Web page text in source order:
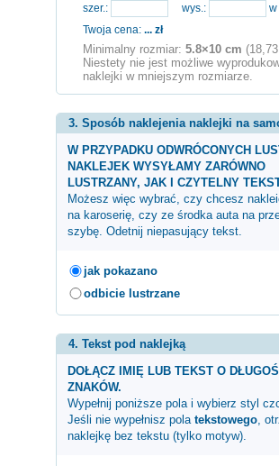
szer.:
wys.:
w
Twoja cena: ... zł
Minimalny rozmiar: 5.8×10 cm (18,73
Niestety nie jest możliwe
naklejki w mniejszym rozmiarze.
3. Sposób naklejenia naklejki na
W PRZYPADKU ODWRÓCONYCH
NAKLEJEK WYSYŁAMY ZARÓWNO
LUSTRZANY, JAK I CZYTELNY
Możesz więc wybrać, czy chcesz
na karoserię, czy ze środka auta na
szybę. Odetnij niepasujący tekst.
jak pokazano
odbicie lustrzane
4. Tekst pod naklejką
DOŁĄCZ IMIĘ LUB TEKST O
ZNAKÓW.
Wypełnij poniższe pola i wybierz styl
Jeśli nie wypełnisz pola tekstowego ,
naklejkę bez tekstu (tylko motyw).